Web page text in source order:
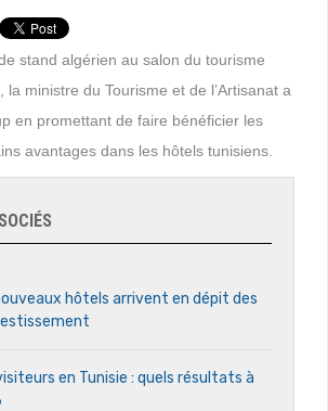
stand algérien au salon du tourisme
la ministre du Tourisme et de l’Artisanat a
en promettant de faire bénéficier les
avantages dans les hôtels tunisiens.
hôtels arrivent en dépit des
en Tunisie : quels résultats à